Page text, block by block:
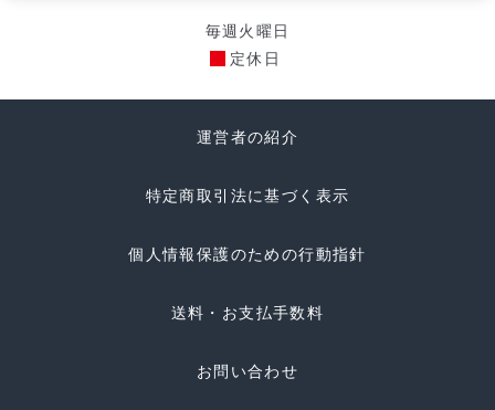
毎週火曜日
定休日
運営者の紹介
特定商取引法に基づく表示
個人情報保護のための行動指針
送料・お支払手数料
お問い合わせ